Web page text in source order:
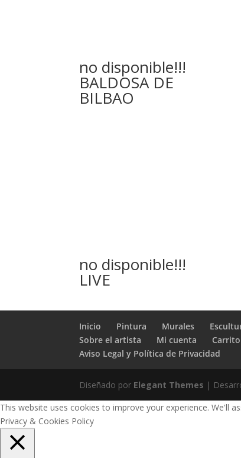
no disponible!!!
BALDOSA DE
BILBAO
no disponible!!!
LIVE
Inicio Pintura Murales
Sobre el artista
Mi cuenta Carrito
Aviso Legal y Política de Privacidad
Diseñado por Elegant Themes |
This website uses cookies to improve your experience. We'll
Privacy & Cookies Policy